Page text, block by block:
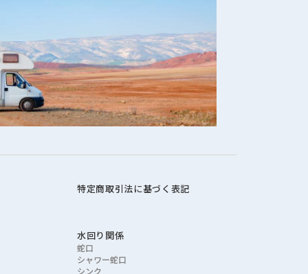
特定商取引法に基づく表記
水回り関係
蛇口
シャワー蛇口
シンク